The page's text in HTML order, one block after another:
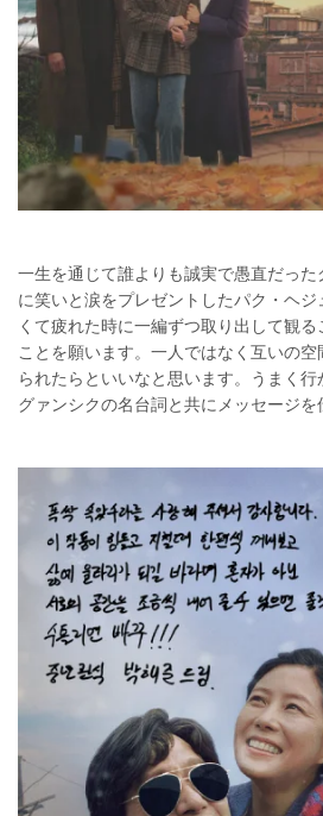
一生を通じて誰よりも誠実で愚直だっ
に笑いと涙をプレゼントしたパク・ヘ
くて疲れた時に一編ずつ取り出して観
ことを願います。一人ではなく互いの
られたらといいなと思います。うまく行
グァンシクの名台詞と共にメッセージを